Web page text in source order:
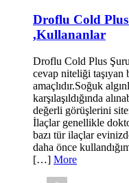
Droflu Cold
,Kullananlar
Droflu Cold Plus
cevap niteliği taşıyan
amaçlıdır.Soğuk
karşılaşıldığında
değerli görüşlerini
İlaçlar genellikle
bazı tür ilaçlar
daha önce
[…] More